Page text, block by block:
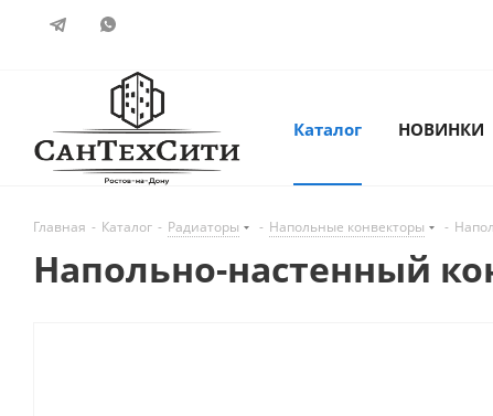
Каталог НОВИНКИ
Главная - Каталог - Радиаторы - Напольные конвекторы -
Напольно-настенный